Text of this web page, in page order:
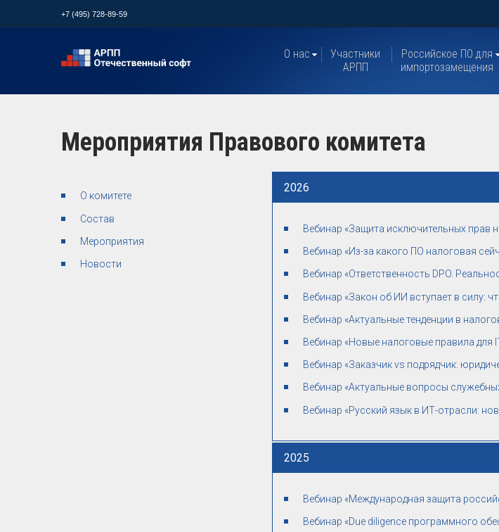
+7 (495) 728-89-59
О нас
Участники
АРПП
Российское ПО для
импортозамещения
Мероприятия Правового комитета
О комитете
Состав
Мероприятия
Новости
2026
Вебинар «Защита исключительных прав
Вебинар «Из-за какого ПО налоговая
Вебинар «Ответственность DPO.
Вебинар «Закон об ИИ вступает в силу:
Вебинар «Актуальные тенденции в
Вебинар «Новые налоговые правила для
Вебинар «Заказчик vs подрядчик:
Вебинар «Актуальные вопросы
Вебинар «Русский язык в ИТ-отрасли:
2025
Вебинар «Международная защита
Вебинар «Due diligence программного